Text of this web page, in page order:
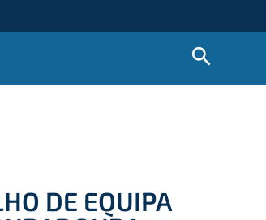
DE EQUIPA